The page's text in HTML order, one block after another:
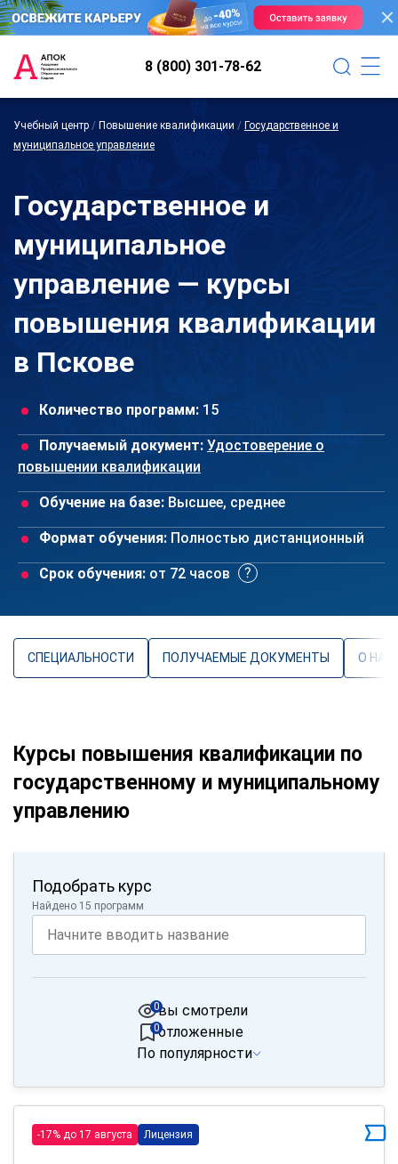
8 (800) 301-78-62
Учебный центр / Повышение квалификации / Государственное и
муниципальное управление
Государственное и
муниципальное
управление — курсы
повышения квалификации
в Пскове
Количество программ: 15
Получаемый документ: Удостоверение о
повышении квалификации
Обучение на базе: Высшее, среднее
Формат обучения: Полностью дистанционный
Срок обучения: от 72 часов
СПЕЦИАЛЬНОСТИ ПОЛУЧАЕМЫЕ ДОКУМЕНТЫ О
Курсы повышения квалификации по
государственному и муниципальному
управлению
Подобрать курс
Найдено 15 программ
вы смотрели
0
отложенные
0
По популярности
-17% до 17 августа Лицензия